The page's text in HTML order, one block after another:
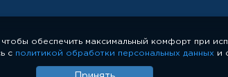
обеспечить максимальный комфорт при
с политикой обработки персональных данных и